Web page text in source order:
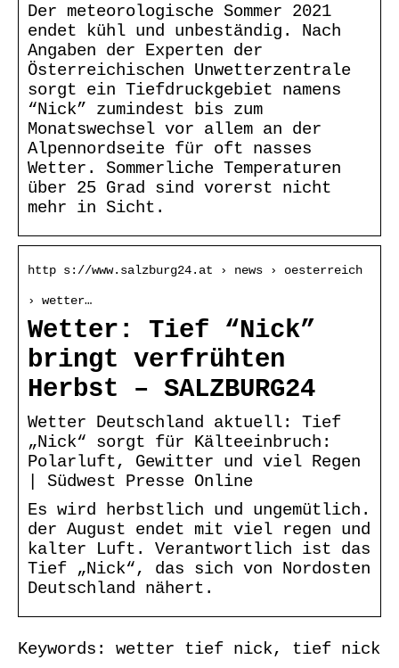
Der meteorologische Sommer 2021
endet kühl und unbeständig. Nach
Angaben der Experten der
Österreichischen Unwetterzentrale
sorgt ein Tiefdruckgebiet namens
“Nick” zumindest bis zum
Monatswechsel vor allem an der
Alpennordseite für oft nasses
Wetter. Sommerliche Temperaturen
über 25 Grad sind vorerst nicht
mehr in Sicht.
http s://www.salzburg24.at › news › oesterreich
› wetter…
Wetter: Tief “Nick”
bringt verfrühten
Herbst – SALZBURG24
Wetter Deutschland aktuell: Tief
„Nick“ sorgt für Kälteeinbruch:
Polarluft, Gewitter und viel Regen
| Südwest Presse Online
Es wird herbstlich und ungemütlich.
der August endet mit viel regen und
kalter Luft. Verantwortlich ist das
Tief „Nick“, das sich von Nordosten
Deutschland nähert.
Keywords: wetter tief nick, tief nick